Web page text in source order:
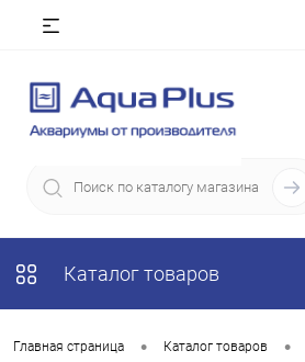
Каталог товаров
Главная страница • Каталог товаров •